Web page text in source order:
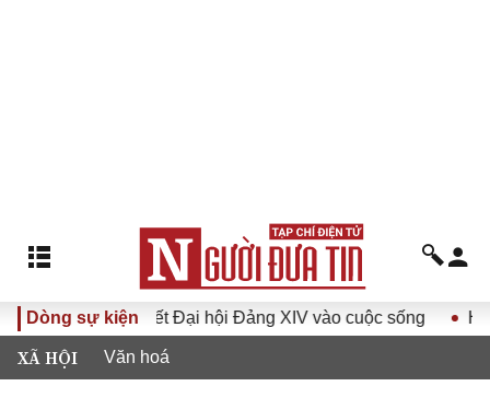
Dòng sự kiện
Nghị quyết Đại hội Đảng XIV vào cuộc sống Hướng tới
XÃ HỘI Văn hoá